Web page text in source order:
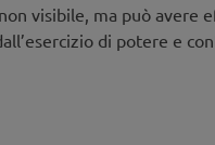
visibile, ma può
di potere e